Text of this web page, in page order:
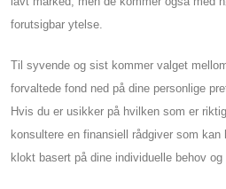
forutsigbar ytelse.
Til syvende og sist kommer valget
forvaltede fond ned på dine personlige
Hvis du er usikker på hvilken som er
konsultere en finansiell rådgiver som
klokt basert på dine individuelle behov og